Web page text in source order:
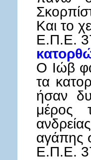
Και το
Ε.Π.Ε.
Ο Ιώβ
τα
ήσαν
μέρος
αγάπης
Ε.Π.Ε.